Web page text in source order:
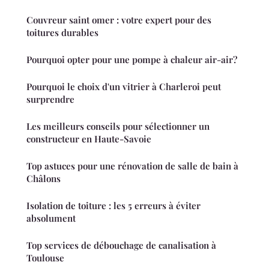
Couvreur saint omer : votre expert pour des
toitures durables
Pourquoi opter pour une pompe à chaleur air-air?
Pourquoi le choix d'un vitrier à Charleroi peut
surprendre
Les meilleurs conseils pour sélectionner un
constructeur en Haute-Savoie
Top astuces pour une rénovation de salle de bain à
Châlons
Isolation de toiture : les 5 erreurs à éviter
absolument
Top services de débouchage de canalisation à
Toulouse